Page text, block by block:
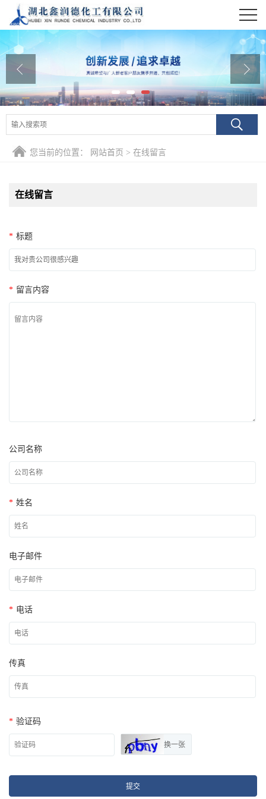
公司首页
公司介绍
公司动态
产品展厅
证书荣誉
您当前的位置： 网站首页 > 在线留言
在线留言
* 标题
* 留言内容
公司名称
* 姓名
电子邮件
* 电话
传真
* 验证码
换一张
提交